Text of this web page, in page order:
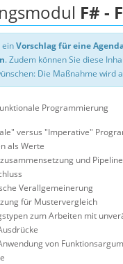
F# -
einVorschlag für eine
. Zudem können Sie diese
Die Maßnahme wird
Programmierung
versus "Imperative"
als Werte
und
Verallgemeinerung
für Mustervergleich
zum Arbeiten mit
von